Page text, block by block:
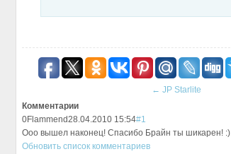
← JP Starlite
Комментарии
0Flammend28.04.2010 15:54#1
Ооо вышел наконец! Спасибо Брайн ты шикарен! :)
Обновить список комментариев